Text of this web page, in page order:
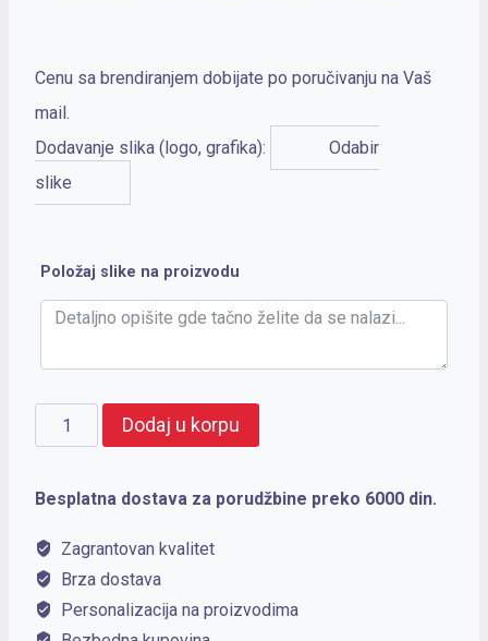
Cenu sa brendiranjem dobijate po poručivanju na Vaš
mail.
Dodavanje slika (logo, grafika):
Odabir
slike
Položaj slike na proizvodu
CHECK
količina
Dodaj u korpu
Besplatna dostava za porudžbine preko 6000 din.
Zagrantovan kvalitet
Brza dostava
Personalizacija na proizvodima